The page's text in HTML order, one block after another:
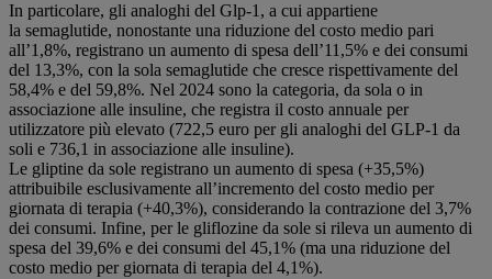
In particolare, gli analoghi del Glp-1, a cui appartiene
la semaglutide, nonostante una riduzione del costo medio pari
all’1,8%, registrano un aumento di spesa dell’11,5% e dei consumi
del 13,3%, con la sola semaglutide che cresce rispettivamente del
58,4% e del 59,8%. Nel 2024 sono la categoria, da sola o in
associazione alle insuline, che registra il costo annuale per
utilizzatore più elevato (722,5 euro per gli analoghi del GLP‐1 da
soli e 736,1 in associazione alle insuline).
Le gliptine da sole registrano un aumento di spesa (+35,5%)
attribuibile esclusivamente all’incremento del costo medio per
giornata di terapia (+40,3%), considerando la contrazione del 3,7%
dei consumi. Infine, per le gliflozine da sole si rileva un aumento di
spesa del 39,6% e dei consumi del 45,1% (ma una riduzione del
costo medio per giornata di terapia del 4,1%).